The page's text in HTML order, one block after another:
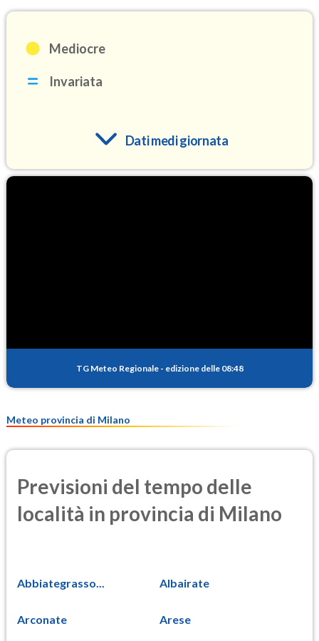
Mediocre
Invariata
Dati medi giornata
PM25
TG Meteo Regionale - edizione delle 08:48
Meteo provincia di Milano
Previsioni del tempo delle
località in provincia di Milano
Abbiategrasso... Albairate
Arconate Arese